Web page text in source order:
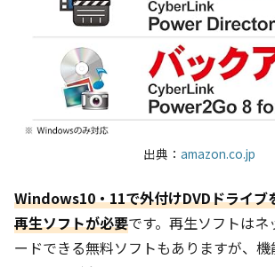
出典： amazon.co.jp
Windows10・11で外付けDVDドライブ
再生ソフトが必要です。再生ソフトは
ードできる無料ソフトもありますが、